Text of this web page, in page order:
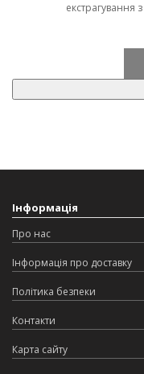
екстрагування
Інформація
Про нас
Інформація про доставку
Політика безпеки
Контакти
Карта сайту